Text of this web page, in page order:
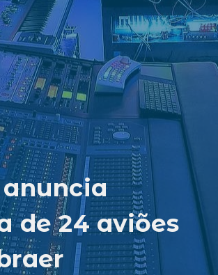
de 24 aviões